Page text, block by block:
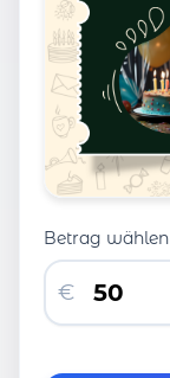
Betrag wählen
€